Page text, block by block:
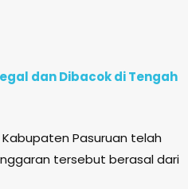
dan Dibacok di Tengah
Pasuruan telah
tersebut berasal dari